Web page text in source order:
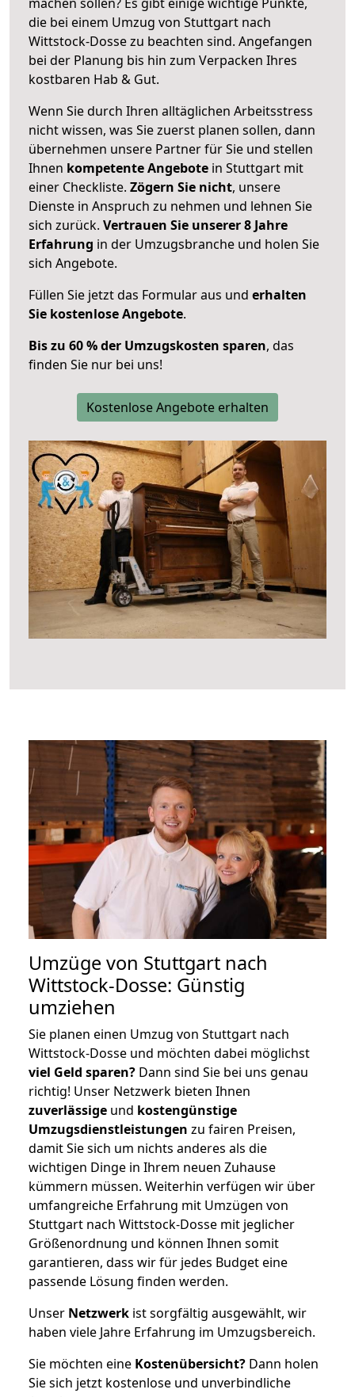
die bei einem Umzug von Stuttgart nach
Wittstock-Dosse zu beachten sind. Angefangen
bei der Planung bis hin zum Verpacken Ihres
kostbaren Hab & Gut.
Wenn Sie durch Ihren alltäglichen Arbeitsstress
nicht wissen, was Sie zuerst planen sollen, dann
übernehmen unsere Partner für Sie und stellen
Ihnen kompetente Angebote in Stuttgart mit
einer Checkliste. Zögern Sie nicht, unsere
Dienste in Anspruch zu nehmen und lehnen Sie
sich zurück. Vertrauen Sie unserer 8 Jahre
Erfahrung in der Umzugsbranche und holen Sie
sich Angebote.
Füllen Sie jetzt das Formular aus und erhalten
Sie kostenlose Angebote.
Bis zu 60 % der Umzugskosten sparen, das
finden Sie nur bei uns!
Kostenlose Angebote erhalten
Umzüge von Stuttgart nach
Wittstock-Dosse: Günstig
umziehen
Sie planen einen Umzug von Stuttgart nach
Wittstock-Dosse und möchten dabei möglichst
viel Geld sparen? Dann sind Sie bei uns genau
richtig! Unser Netzwerk bieten Ihnen
zuverlässige und kostengünstige
Umzugsdienstleistungen zu fairen Preisen,
damit Sie sich um nichts anderes als die
wichtigen Dinge in Ihrem neuen Zuhause
kümmern müssen. Weiterhin verfügen wir über
umfangreiche Erfahrung mit Umzügen von
Stuttgart nach Wittstock-Dosse mit jeglicher
Größenordnung und können Ihnen somit
garantieren, dass wir für jedes Budget eine
passende Lösung finden werden.
Unser Netzwerk ist sorgfältig ausgewählt, wir
haben viele Jahre Erfahrung im Umzugsbereich.
Sie möchten eine Kostenübersicht? Dann holen
Sie sich jetzt kostenlose und unverbindliche